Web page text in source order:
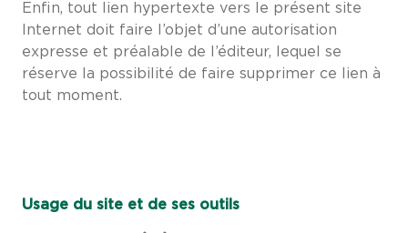
Enfin, tout lien hypertexte vers le présent site
Internet doit faire l’objet d’une autorisation
expresse et préalable de l’éditeur, lequel se
réserve la possibilité de faire supprimer ce lien à
tout moment.
Usage du site et de ses outils